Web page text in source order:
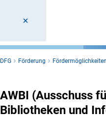
DFG Förderung Fördermöglichkeiten
AWBI (Ausschuss
Bibliotheken und